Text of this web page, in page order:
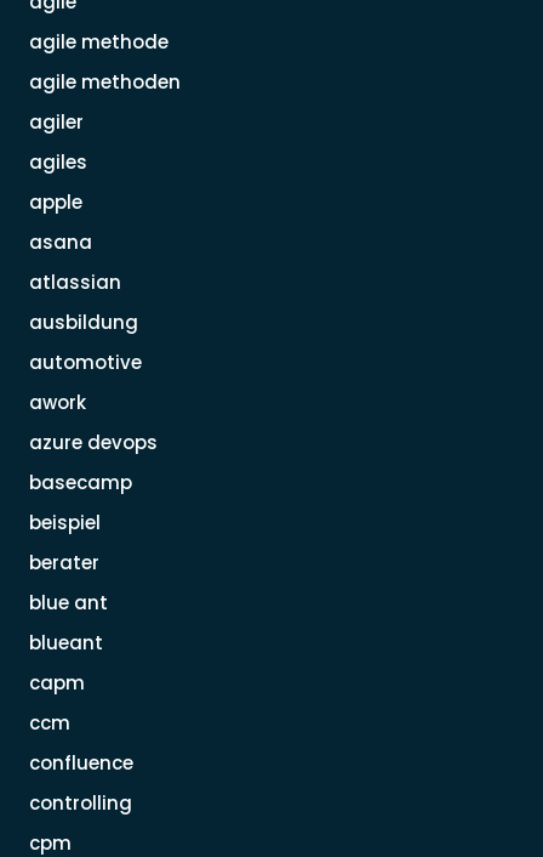
agile methode
agile methoden
agiler
agiles
apple
asana
atlassian
ausbildung
automotive
awork
azure devops
basecamp
beispiel
berater
blue ant
blueant
capm
ccm
confluence
controlling
cpm